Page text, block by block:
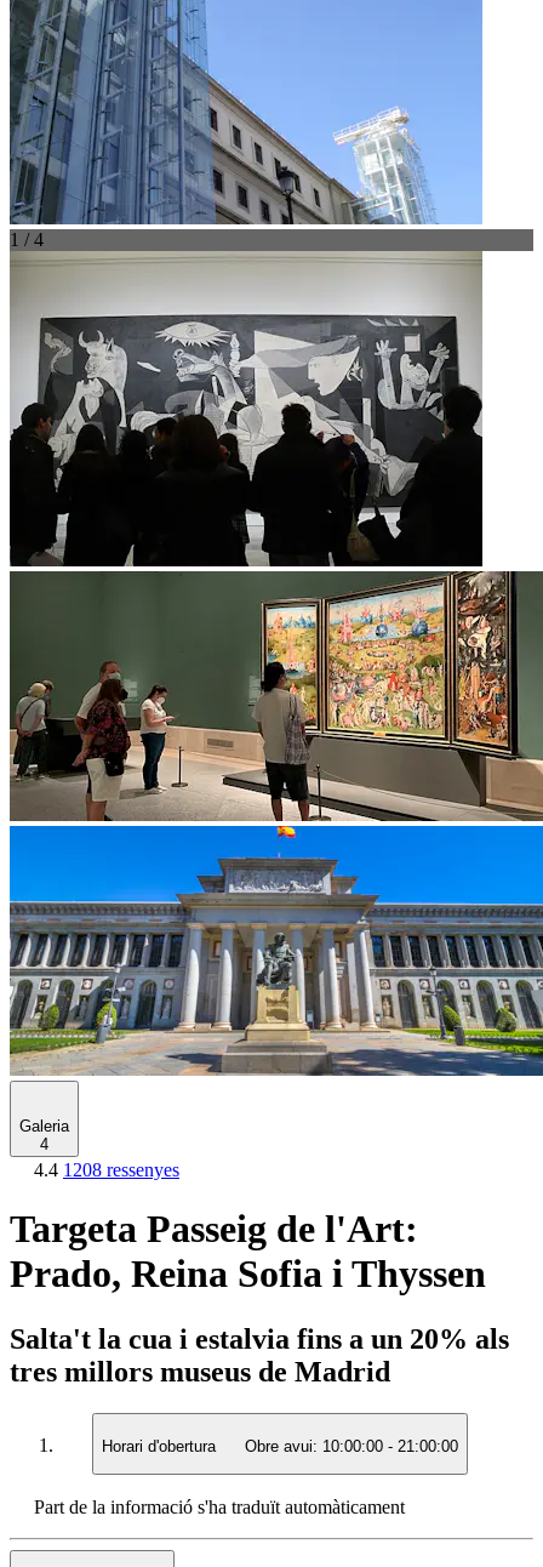
1 / 4
Galeria
4
4.4 1208 ressenyes
Targeta Passeig de l'Art:
Prado, Reina Sofia i Thyssen
Salta't la cua i estalvia fins a un 20% als
tres millors museus de Madrid
Horari d'obertura Obre avui: 10:00:00 - 21:00:00
Part de la informació s'ha traduït automàticament